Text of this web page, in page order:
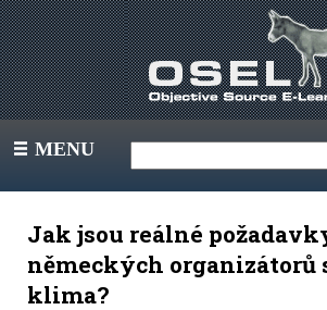
III MENU
Jak jsou reálné
německých organizátorů
klima?